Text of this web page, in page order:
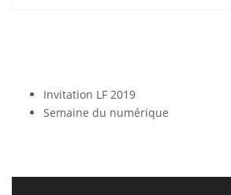
Invitation LF 2019
Semaine du numérique